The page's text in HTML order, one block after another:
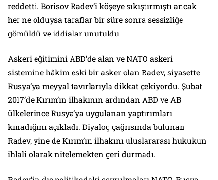
reddetti. Borisov Radev’i köşeye sıkıştırmıştı ancak
her ne olduysa taraflar bir süre sonra sessizliğe
gömüldü ve iddialar unutuldu.
Askeri eğitimini ABD’de alan ve NATO askeri
sistemine hâkim eski bir asker olan Radev, siyasette
Rusya’ya meyyal tavırlarıyla dikkat çekiyordu. Şubat
2017’de Kırım’ın ilhakının ardından ABD ve AB
ülkelerince Rusya’ya uygulanan yaptırımları
kınadığını açıkladı. Diyalog çağrısında bulunan
Radev, yine de Kırım’ın ilhakını uluslararası hukukun
ihlali olarak nitelemekten geri durmadı.